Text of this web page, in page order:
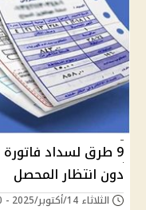
دون انتظار المحصل
الثلاثاء 14/أكتوبر/2025 - 08:00 ص